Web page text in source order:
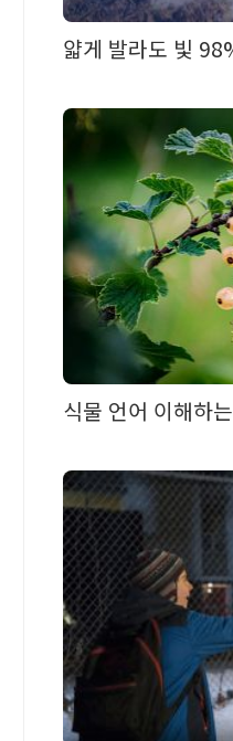
얇게 발라도 빛
식물 언어 이해하